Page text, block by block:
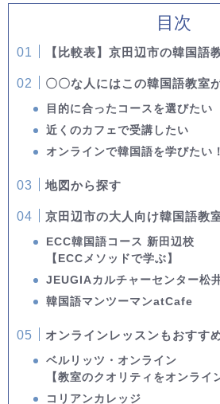
目次
【比較表】京田辺市の韓国語
〇〇な人にはこの韓国語教室
目的に合ったコースを選びたい
近くのカフェで受講したい
オンラインで韓国語を学びたい！
地図から探す
京田辺市の大人向け韓国語教
ECC韓国語コース 新田辺校
【ECCメソッドで学ぶ】
JEUGIAカルチャーセンター松
韓国語マンツーマンatCafe
オンラインレッスンもおすす
ベルリッツ・オンライン
【教室のクオリティをオンライ
コリアンカレッジ